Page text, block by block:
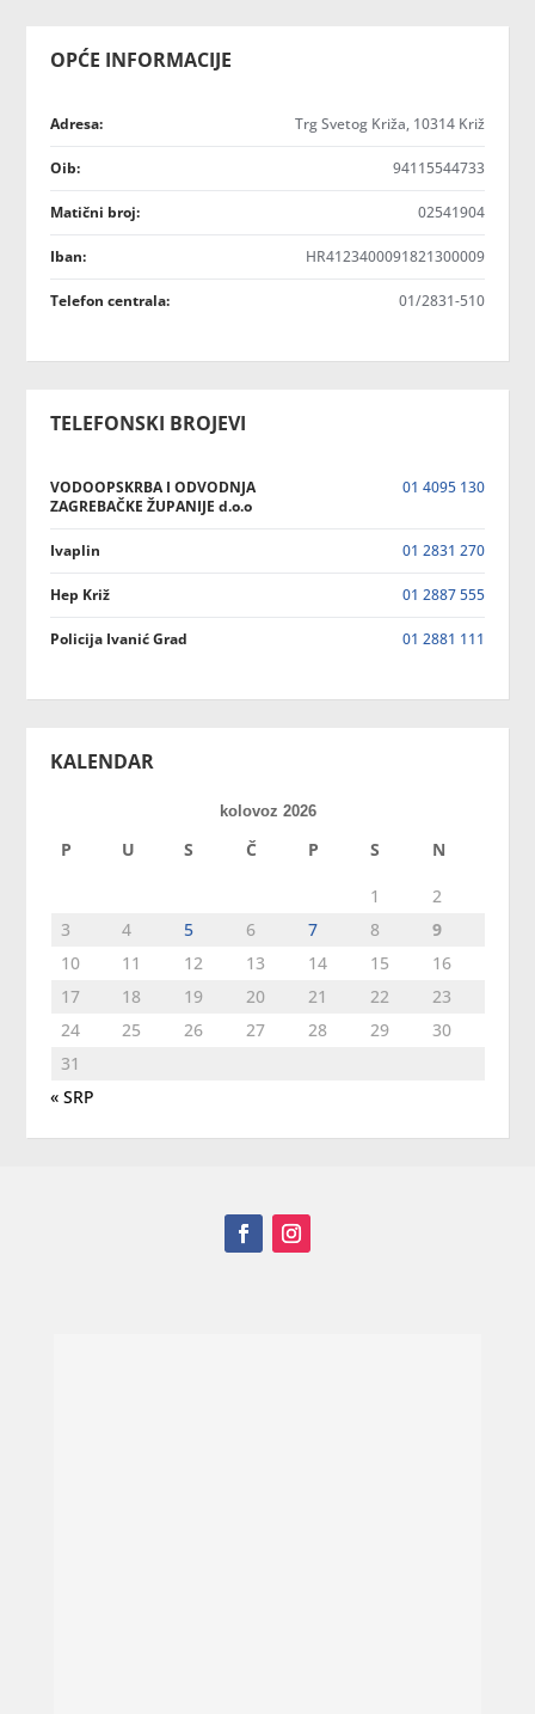
OPĆE INFORMACIJE
Adresa: Trg Svetog Križa, 10314 Križ
Oib: 94115544733
Matični broj: 02541904
Iban: HR4123400091821300009
Telefon centrala: 01/2831-510
TELEFONSKI BROJEVI
VODOOPSKRBA I ODVODNJA
ZAGREBAČKE ŽUPANIJE d.o.o
01 4095 130
Ivaplin 01 2831 270
Hep Križ 01 2887 555
Policija Ivanić Grad 01 2881 111
KALENDAR
kolovoz 2026
P U S Č P S N
1
2
3
4 5 6 7 8
9
10
11 12 13 14 15
16
17
18 19 20 21 22
23
24
25 26 27 28 29
30
31
« SRP